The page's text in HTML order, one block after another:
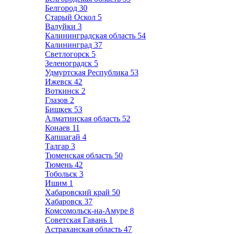
Белгород 30
Старый Оскол 5
Валуйки 3
Калининградская область 54
Калининград 37
Светлогорск 5
Зеленоградск 5
Удмуртская Республика 53
Ижевск 42
Воткинск 2
Глазов 2
Бишкек 53
Алматинская область 52
Конаев 11
Капшагай 4
Талгар 3
Тюменская область 50
Тюмень 42
Тобольск 3
Ишим 1
Хабаровский край 50
Хабаровск 37
Комсомольск-на-Амуре 8
Советская Гавань 1
Астраханская область 47